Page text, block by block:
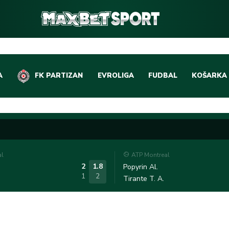
FK PARTIZAN EVROLIGA FUDBAL
DOMAĆI FUDBAL
LIGE PETICE
OSTALE LIGE
KOŠARKA
EVROLIGA
ABA LIGA
2
1
1.8
2
ATP Montreal
Popyrin Al.
Tirante T. A.